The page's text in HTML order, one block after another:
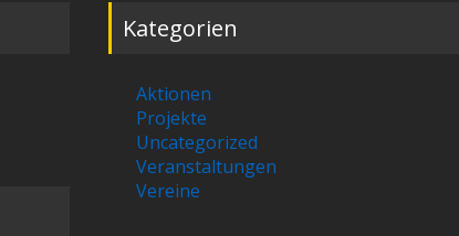
Kategorien
Aktionen
Projekte
Uncategorized
Veranstaltungen
Vereine